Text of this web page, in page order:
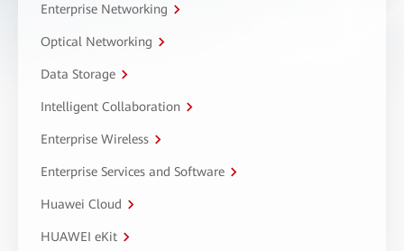
Enterprise Networking
Optical Networking
Data Storage
Intelligent Collaboration
Enterprise Wireless
Enterprise Services and Software
Huawei Cloud
HUAWEI eKit